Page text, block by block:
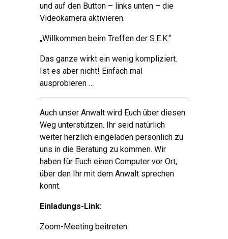
und auf den Button – links unten – die
Videokamera aktivieren.
„Willkommen beim Treffen der S.E.K.“
Das ganze wirkt ein wenig kompliziert.
Ist es aber nicht! Einfach mal
ausprobieren …
Auch unser Anwalt wird Euch über diesen
Weg unterstützen. Ihr seid natürlich
weiter herzlich eingeladen persönlich zu
uns in die Beratung zu kommen. Wir
haben für Euch einen Computer vor Ort,
über den Ihr mit dem Anwalt sprechen
könnt.
Einladungs-Link:
Zoom-Meeting beitreten